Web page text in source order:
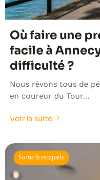
Où faire une
facile à
difficulté ?
Nous rêvons tous de
en coureur du Tour…
Voir la suite
Sortie & escapade